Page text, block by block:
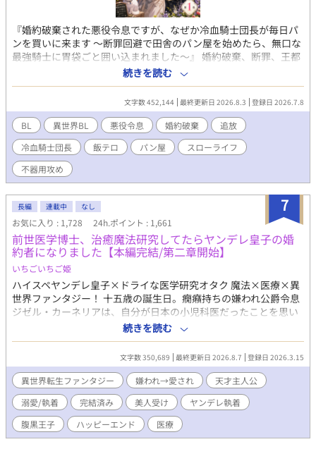
『婚約破棄された悪役令息ですが、なぜか冷血騎士団長が毎日パ
ンを買いに来ます 〜断罪回避で田舎のパン屋を始めたら、無口な
最強騎士に胃袋ごと囲い込まれました〜』 婚約破棄、断罪、王都
追放。 公爵令息ノア・ラザフォードは、王宮の夜会で王子からそ
う告げられた瞬間、心の中で歓喜した。 なぜなら彼は、前世の記
憶を持つ転生者。 この世界が乙女ゲームに似ており、自分が“悪
役令息”として破滅する運命だと知っていたからだ。 けれど、王子
への未練など一切ない。 面倒な貴族社会から逃げられるなら、追
放なんてむしろ大歓迎。 「よし、田舎でパン屋をやろう」 そうし
てノアは辺境の町で、小さなパン屋《白猫ベーカリー》を開く。
焼きたてのミルクパン、焦がしバター塩パン、森苺のジャムパ
ン。 ようやく手に入れた平穏なスローライフ。 ……のはずだっ
団長アゼル・グレイヴ。 無口。 無表情。 目つきが怖い。 なのに
彼は、毎朝誰より早く店に来て、ノアのパンを大量に買ってい
く。 「今日も来たんですか？」 「来た」 「昨日も一昨日も来まし
たよね」 「明日も来る」 ノアは思った。 この人、よほどパンが
好きなんだな、と。 しかしアゼルが見ているのは、パンだけでは
なかった。 ノアが疲れていれば黙って手伝い、王都からの嫌がら
せには無表情で圧をかけ、元婚約者の王子が現れれば静かに剣の
柄へ手を置く。 「この店に手を出すな。ノアにもだ」 パン目当て
だと思い込む悪役令息と、店主ごと囲い込みたい冷血騎士団長。
婚約破棄から始まる、飯テロ異世界BLラブコメ。
続きを読む
文字数 452,144 最終更新日 2026.8.3 登録日 2026.7.8
BL 異世界BL 悪役令息 婚約破棄
追放
冷血騎士団長
飯テロ パン屋
スローライフ
不器用攻め
7
長編 連載中 なし
お気に入り : 1,728 24h.ポイント : 1,661
前世医学博士、治癒魔法研究してたらヤンデレ皇子の婚
約者になりました【本編完結/第二章開始】
いちごいちご姫
ハイスペヤンデレ皇子×ドライな医学研究オタク 魔法×医療×異
世界ファンタジー！ 十五歳の誕生日。癇癪持ちの嫌われ公爵令息
ジゼル・カーネリアは、自分が日本の小児科医だったことを思い
出す。 前世では大学病院で研究へ没頭し、過労の果てに死亡。そ
して転生した先は――横領、裏金、闇商売。数々の悪事で恐れら
れる“帝国最悪の貴族”カーネリア家だった。 家族にも使用人にも
腫れ物扱いされる厄介者。取り柄は美しい容姿だけ。いずれは厄
介払い同然に、どこかの貴族へ第二夫人として嫁がされる運命だ
った。 だがジゼルは、嫌われ者という立場を逆手に取り、自室へ
引きこもって治癒魔法研究を始める。その画期的な研究成果は、
やがて帝国中を巻き込み、多くの人々の運命を変えていく。 そし
てなぜか、彼へ異常な執着を向ける男たちまで現れ始めて……？
続きを読む
文字数 350,689 最終更新日 2026.8.7 登録日 2026.3.15
異世界転生ファンタジー 嫌われ→愛され
天才主人公
溺愛/執着
完結済み 美人受け
ヤンデレ執着
腹黒王子
ハッピーエンド 医療